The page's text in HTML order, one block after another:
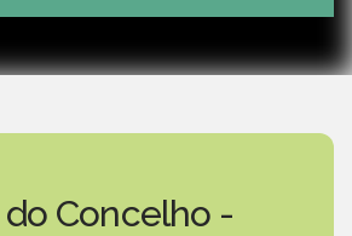
Mute
do Concelho -